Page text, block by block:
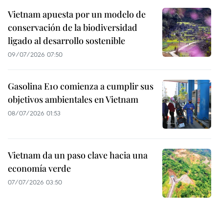
Vietnam apuesta por un modelo de
conservación de la biodiversidad
ligado al desarrollo sostenible
09/07/2026 07:50
Gasolina E10 comienza a cumplir sus
objetivos ambientales en Vietnam
08/07/2026 01:53
Vietnam da un paso clave hacia una
economía verde
07/07/2026 03:50